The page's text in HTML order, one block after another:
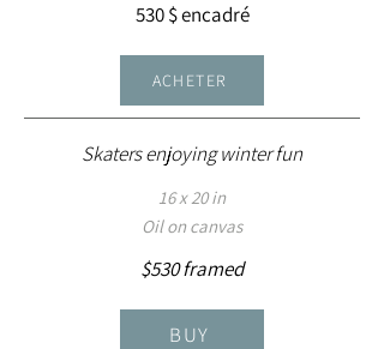
530 $ encadré
ACHETER
Skaters enjoying winter fun
16 x 20 in
Oil on canvas
$530 framed
BUY